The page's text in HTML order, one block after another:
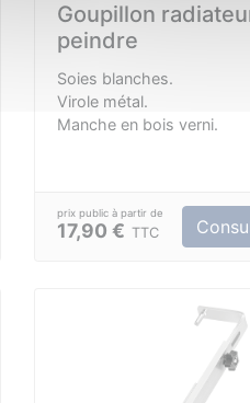
Goupillon
peindre
Soies blanches.
Virole métal.
Manche en bois verni.
17,90 € TTC